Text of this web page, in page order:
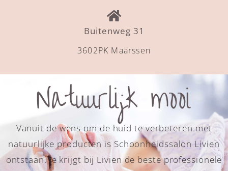
Buitenweg 31
3602PK Maarssen
Natuurlijk mooi
Vanuit de wens om de huid te verbeteren met
natuurlijke producten is Schoonheidssalon Livien
ontstaan. Je krijgt bij Livien de beste professionele